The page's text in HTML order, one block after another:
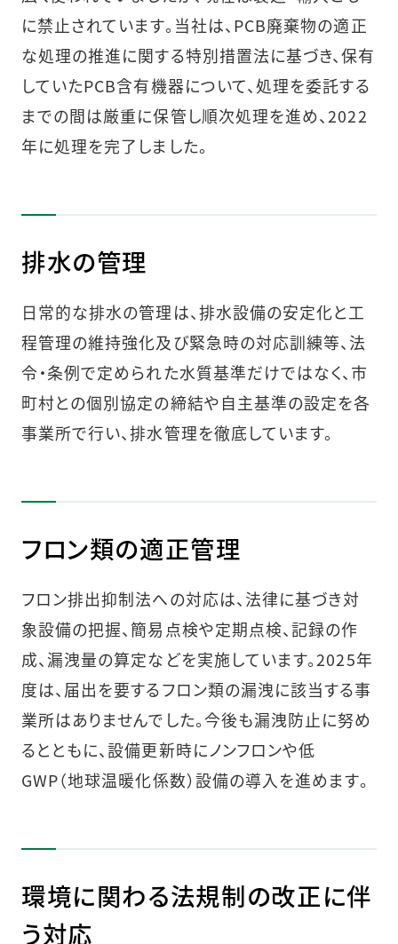
に禁止されています。当社は、PCB廃棄物の適正
な処理の推進に関する特別措置法に基づき、保有
していたPCB含有機器について、処理を委託する
までの間は厳重に保管し順次処理を進め、2022
年に処理を完了しました。
排水の管理
日常的な排水の管理は、排水設備の安定化と工
程管理の維持強化及び緊急時の対応訓練等、法
令・条例で定められた水質基準だけではなく、市
町村との個別協定の締結や自主基準の設定を各
事業所で行い、排水管理を徹底しています。
フロン類の適正管理
フロン排出抑制法への対応は、法律に基づき対
象設備の把握、簡易点検や定期点検、記録の作
成、漏洩量の算定などを実施しています。2025年
度は、届出を要するフロン類の漏洩に該当する事
業所はありませんでした。今後も漏洩防止に努め
るとともに、設備更新時にノンフロンや低
GWP（地球温暖化係数）設備の導入を進めます。
環境に関わる法規制の改正に伴
う対応